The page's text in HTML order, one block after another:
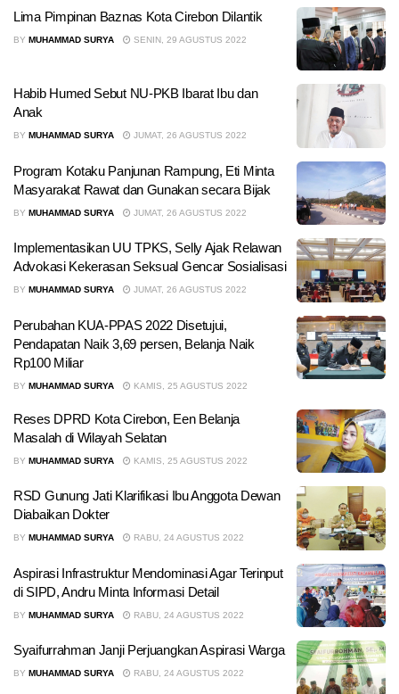
Lima Pimpinan Baznas Kota Cirebon Dilantik
BY MUHAMMAD SURYA SENIN, 29 AGUSTUS 2022
Habib Humed Sebut NU-PKB Ibarat Ibu dan
Anak
BY MUHAMMAD SURYA JUMAT, 26 AGUSTUS 2022
Program Kotaku Panjunan Rampung, Eti Minta
Masyarakat Rawat dan Gunakan secara Bijak
BY MUHAMMAD SURYA JUMAT, 26 AGUSTUS 2022
Implementasikan UU TPKS, Selly Ajak Relawan
Advokasi Kekerasan Seksual Gencar Sosialisasi
BY MUHAMMAD SURYA JUMAT, 26 AGUSTUS 2022
Perubahan KUA-PPAS 2022 Disetujui,
Pendapatan Naik 3,69 persen, Belanja Naik
Rp100 Miliar
BY MUHAMMAD SURYA KAMIS, 25 AGUSTUS 2022
Reses DPRD Kota Cirebon, Een Belanja
Masalah di Wilayah Selatan
BY MUHAMMAD SURYA KAMIS, 25 AGUSTUS 2022
RSD Gunung Jati Klarifikasi Ibu Anggota Dewan
Diabaikan Dokter
BY MUHAMMAD SURYA RABU, 24 AGUSTUS 2022
Aspirasi Infrastruktur Mendominasi Agar Terinput
di SIPD, Andru Minta Informasi Detail
BY MUHAMMAD SURYA RABU, 24 AGUSTUS 2022
Syaifurrahman Janji Perjuangkan Aspirasi Warga
BY MUHAMMAD SURYA RABU, 24 AGUSTUS 2022